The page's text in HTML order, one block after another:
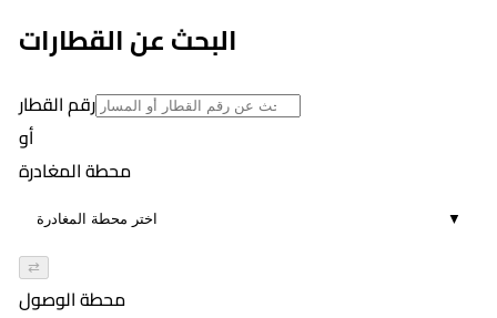
02:09
البحث عن القطارات
رقم القطار
أو
محطة المغادرة
▼
⇄
محطة الوصول